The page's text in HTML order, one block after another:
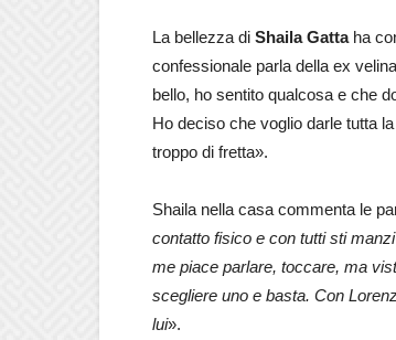
La bellezza di Shaila Gattaha
confessionale parla della ex
bello, ho sentito qualcosa e che
Ho deciso che voglio darle tutta
troppo di fretta».
Shaila nella casa commenta le
contatto fisico e con tutti sti
me piace parlare, toccare, ma
scegliere uno e basta. Con
lui».